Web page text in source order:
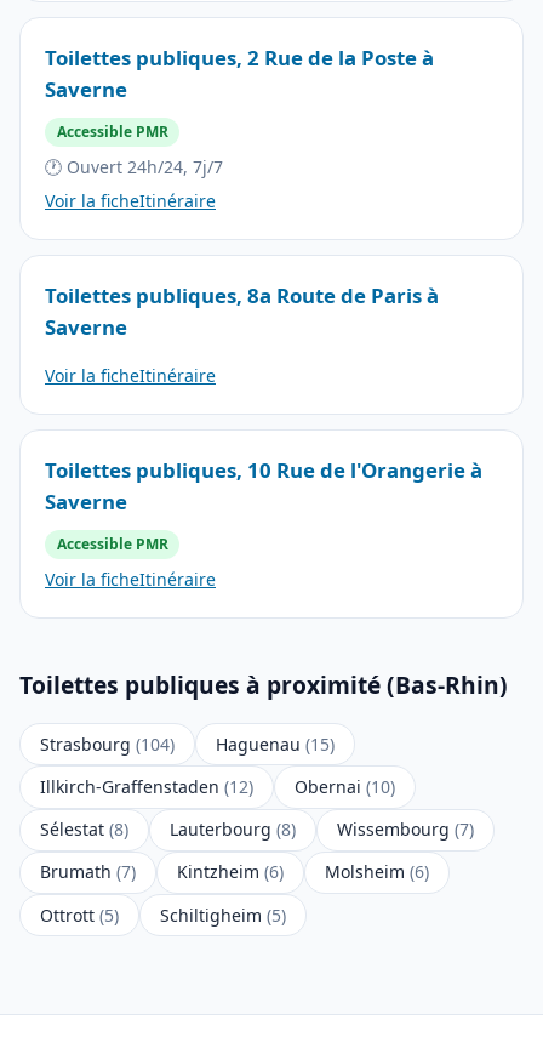
Toilettes publiques, 2 Rue de la Poste à
Saverne
Accessible PMR
🕐 Ouvert 24h/24, 7j/7
Voir la ficheItinéraire
Toilettes publiques, 8a Route de Paris à
Saverne
Voir la ficheItinéraire
Toilettes publiques, 10 Rue de l'Orangerie à
Saverne
Accessible PMR
Voir la ficheItinéraire
Toilettes publiques à proximité (Bas-Rhin)
Strasbourg (104) Haguenau (15)
Illkirch-Graffenstaden (12) Obernai (10)
Sélestat (8) Lauterbourg (8) Wissembourg (7)
Brumath (7) Kintzheim (6) Molsheim (6)
Ottrott (5) Schiltigheim (5)